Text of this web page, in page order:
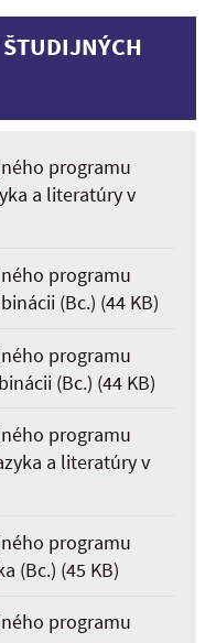
programu
a literatúry v
programu
(Bc.) (44 KB)
programu
(Bc.) (44 KB)
programu
a literatúry v
programu
(Bc.) (45 KB)
programu